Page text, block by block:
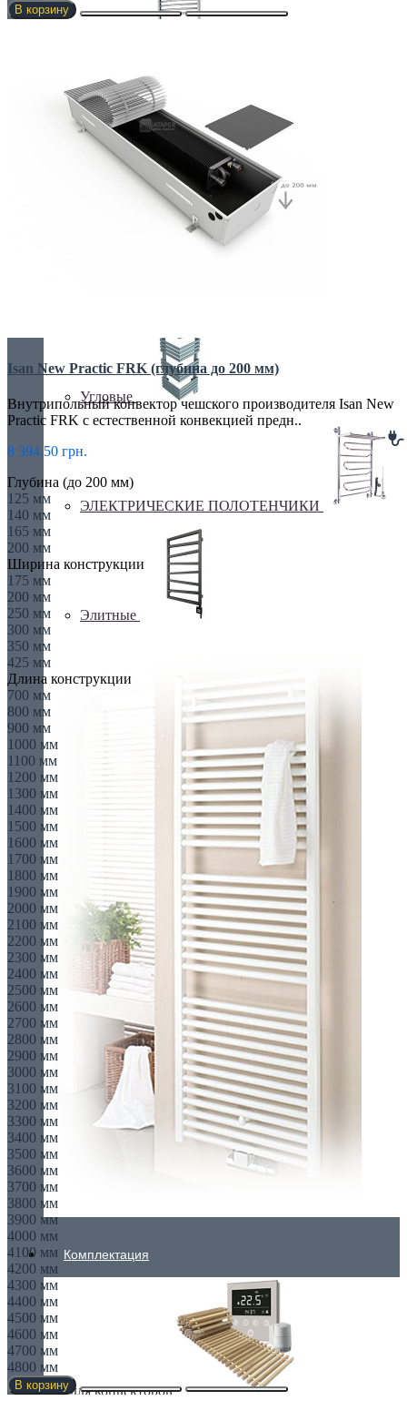
Оригинальные
Угловые
ЭЛЕКТРИЧЕСКИЕ ПОЛОТЕНЧИКИ
Элитные
Комплектация
Все для конвекторов
В корзину
Isan New Practic FRK (глубина до 200 мм)
Внутрипольный конвектор чешского производителя Isan New
Practic FRK с естественной конвекцией предн..
8 394.50 грн.
Глубина (до 200 мм)
125 мм
140 мм
165 мм
200 мм
Ширина конструкции
175 мм
200 мм
250 мм
300 мм
350 мм
425 мм
Длина конструкции
700 мм
800 мм
900 мм
1000 мм
1100 мм
1200 мм
1300 мм
1400 мм
1500 мм
1600 мм
1700 мм
1800 мм
1900 мм
2000 мм
2100 мм
2200 мм
2300 мм
2400 мм
2500 мм
2600 мм
2700 мм
2800 мм
2900 мм
3000 мм
3100 мм
3200 мм
3300 мм
3400 мм
3500 мм
3600 мм
3700 мм
3800 мм
3900 мм
4000 мм
4100 мм
4200 мм
4300 мм
4400 мм
4500 мм
4600 мм
4700 мм
4800 мм
В корзину